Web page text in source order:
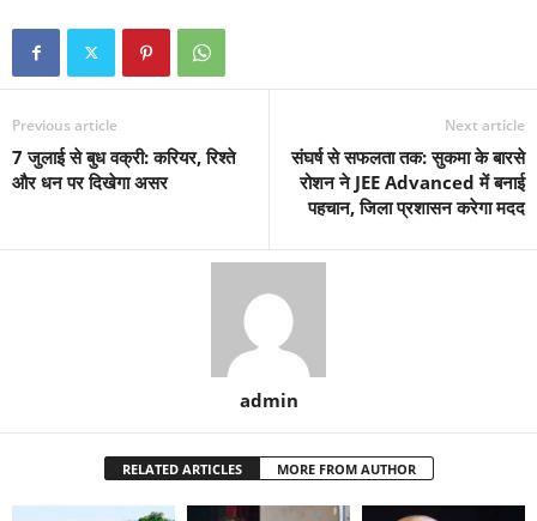
Previous article
7 जुलाई से बुध वक्री: करियर, रिश्ते
और धन पर दिखेगा असर
Next article
संघर्ष से सफलता तक: सुकमा के बारसे
रोशन ने JEE Advanced में बनाई
पहचान, जिला प्रशासन करेगा मदद
admin
RELATED ARTICLES MORE FROM AUTHOR